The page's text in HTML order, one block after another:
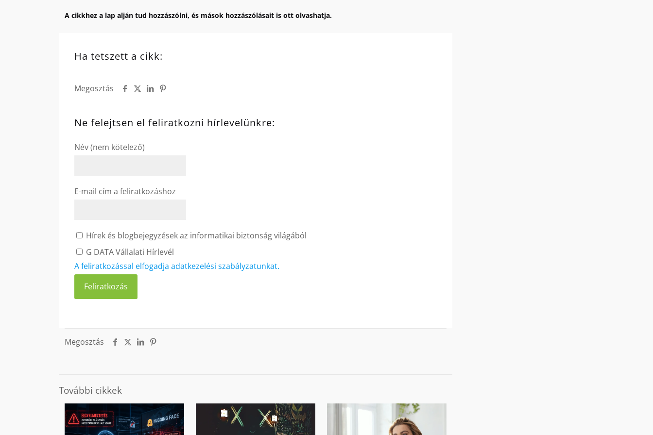
A cikkhez a lap alján tud hozzászólni, és mások hozzászólásait is ott olvashatja.
Ha tetszett a cikk:
Megosztás
Ne felejtsen el feliratkozni hírlevelünkre:
Név (nem kötelező)
E-mail cím a feliratkozáshoz
Hírek és blogbejegyzések az informatikai biztonság világából
G DATA Vállalati Hírlevél
A feliratkozással elfogadja adatkezelési szabályzatunkat.
Megosztás
További cikkek